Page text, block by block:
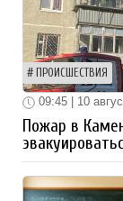
ПРОИСШЕСТВИЯ
09:45 | 10
Пожар в